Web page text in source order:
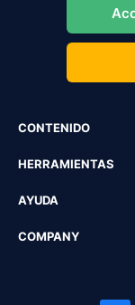
CONTENIDO
HERRAMIENTAS
AYUDA
COMPANY